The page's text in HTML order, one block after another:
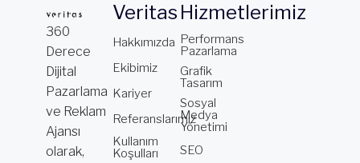
360
Derece
Dijital
Pazarlama
ve Reklam
Ajansı
olarak,
Veritas
Hakkımızda
Ekibimiz
Kariyer
Referanslarımız
Kullanım
Koşulları
Hizmetlerimiz
Performans
Pazarlama
Grafik
Tasarım
Sosyal
Medya
Yönetimi
SEO